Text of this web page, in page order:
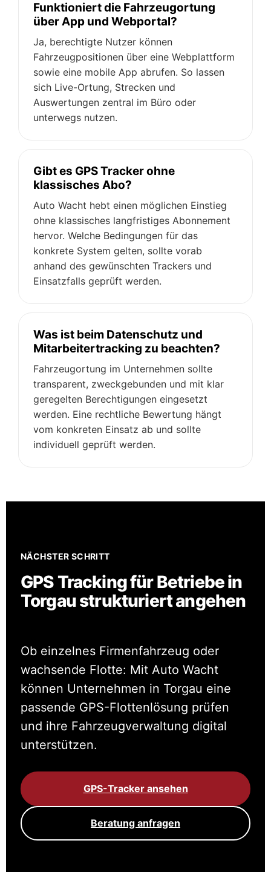
Funktioniert die Fahrzeugortung
über App und Webportal?
Ja, berechtigte Nutzer können
Fahrzeugpositionen über eine Webplattform
sowie eine mobile App abrufen. So lassen
sich Live-Ortung, Strecken und
Auswertungen zentral im Büro oder
unterwegs nutzen.
Gibt es GPS Tracker ohne
klassisches Abo?
Auto Wacht hebt einen möglichen Einstieg
ohne klassisches langfristiges Abonnement
hervor. Welche Bedingungen für das
konkrete System gelten, sollte vorab
anhand des gewünschten Trackers und
Einsatzfalls geprüft werden.
Was ist beim Datenschutz und
Mitarbeitertracking zu beachten?
Fahrzeugortung im Unternehmen sollte
transparent, zweckgebunden und mit klar
geregelten Berechtigungen eingesetzt
werden. Eine rechtliche Bewertung hängt
vom konkreten Einsatz ab und sollte
individuell geprüft werden.
NÄCHSTER SCHRITT
GPS Tracking für Betriebe in
Torgau strukturiert angehen
Ob einzelnes Firmenfahrzeug oder
wachsende Flotte: Mit Auto Wacht
können Unternehmen in Torgau eine
passende GPS-Flottenlösung prüfen
und ihre Fahrzeugverwaltung digital
unterstützen.
GPS-Tracker ansehen
Beratung anfragen